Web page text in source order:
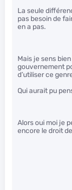
La seule
pas besoin de
en a pas.
Mais je sens
gouvernement
d’utiliser ce
Qui aurait pu
Alors oui moi je
encore le droit